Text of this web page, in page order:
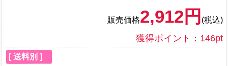
販売価格2,912円 (税込)
獲得ポイント：146pt
[ 送料別 ]